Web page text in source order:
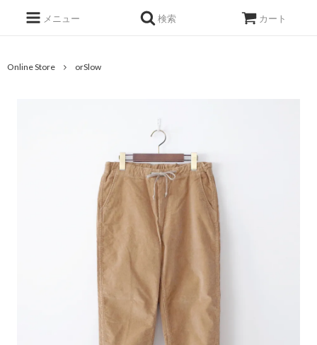
メニュー 検索 カート
Online Store orSlow